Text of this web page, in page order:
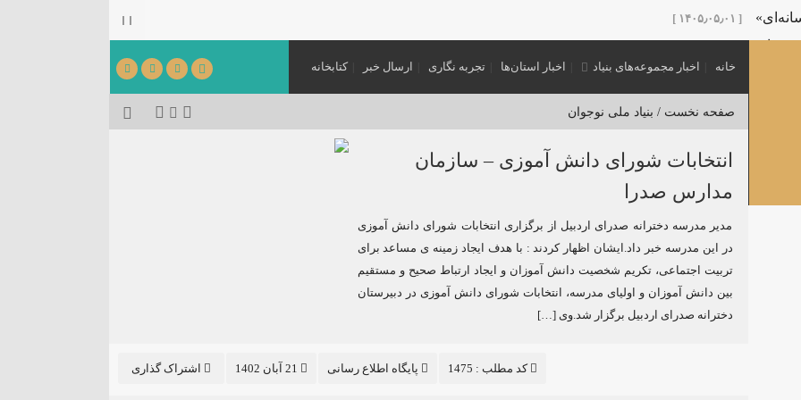
[ ۱۴۰۵٫۰۵٫۰۱ ]
پدر امت»
کنش‌گران عرصه تربیتی با عنوان «نشست مرشد» در کرمان برگزار می‌شود. [ ۱۴۰۵٫۰۳٫۳۱ ]
نوجوانی [ ۱۴۰۵٫۰۳٫۲۵ ]
هیئت‌های نوجوانی منتشر شد. [ ۱۴۰۵٫۰۳٫۲۵ ]
«بعثت نوجوان»
خانه اخبار مجموعه‌های بنیاد اخبار استان‌ها تجربه نگاری ارسال خبر کتابخانه
صفحه نخست / بنیاد ملی نوجوان
انتخابات شورای دانش آموزی – سازمان
مدارس صدرا
مدیر مدرسه دخترانه صدرای اردبیل از برگزاری انتخابات شورای دانش آموزی
در این مدرسه خبر داد.ایشان اظهار کردند : با هدف ایجاد زمینه ی مساعد برای
تربیت اجتماعی، تکریم شخصیت دانش آموزان و ایجاد ارتباط صحیح و مستقیم
بین دانش آموزان و اولیای مدرسه، انتخابات شورای دانش آموزی در دبیرستان
دخترانه صدرای اردبیل برگزار شد.وی […]
اشتراک گذاری پایگاه اطلاع رسانی کد مطلب : 1475